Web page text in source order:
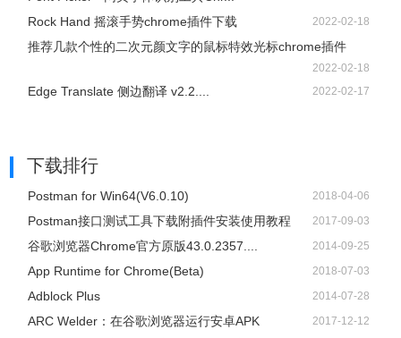
Rock Hand 摇滚手势chrome插件下载 2022-02-18
推荐几款个性的二次元颜文字的鼠标特效光标chrome插件
2022-02-18
Edge Translate 侧边翻译 v2.2.... 2022-02-17
下载排行
Postman for Win64(V6.0.10) 2018-04-06
Postman接口测试工具下载附插件安装使用教程 2017-09-03
谷歌浏览器Chrome官方原版43.0.2357.... 2014-09-25
App Runtime for Chrome(Beta) 2018-07-03
Adblock Plus 2014-07-28
ARC Welder：在谷歌浏览器运行安卓APK 2017-12-12